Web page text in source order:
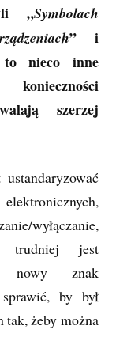
„Symbolach
” i
nieco inne
szerzej
wyłączanie,
trudniej jest
nowy znak
by był
tak, żeby można